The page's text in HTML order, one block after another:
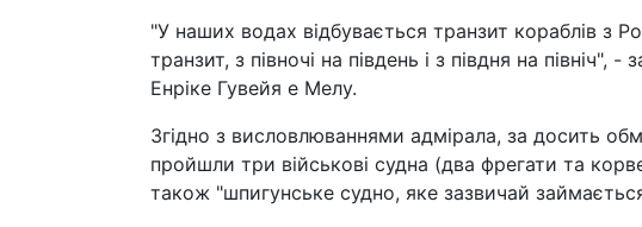
"У наших водах відбувається транзит кораблів з
транзит, з півночі на південь і з півдня на
Енріке Гувейя е Мелу.
Згідно з висловлюваннями адмірала, за досить
пройшли три військові судна (два фрегати та
також "шпигунське судно, яке зазвичай